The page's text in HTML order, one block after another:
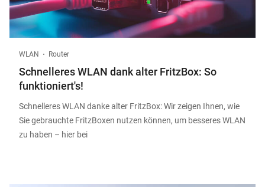
WLAN Router
Schnelleres WLAN dank alter FritzBox: So
funktioniert's!
Schnelleres WLAN danke alter FritzBox: Wir zeigen Ihnen, wie
Sie gebrauchte FritzBoxen nutzen können, um besseres WLAN
zu haben – hier bei